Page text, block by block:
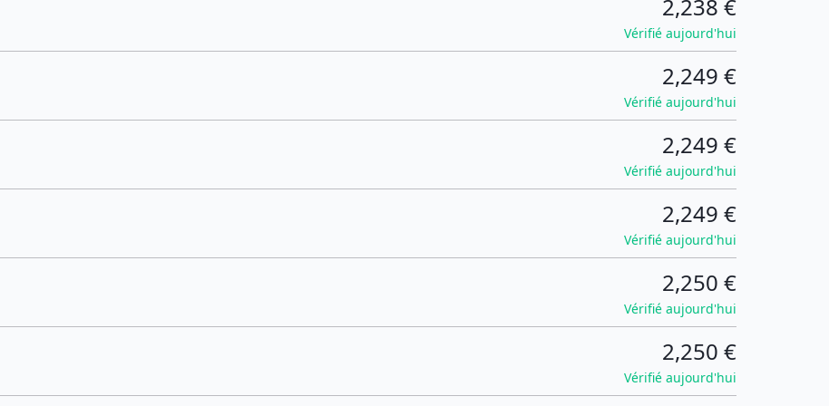
2,238 €
Vérifié aujourd'hui
2,249 €
Vérifié aujourd'hui
2,249 €
Vérifié aujourd'hui
2,249 €
Vérifié aujourd'hui
2,250 €
Vérifié aujourd'hui
2,250 €
Vérifié aujourd'hui